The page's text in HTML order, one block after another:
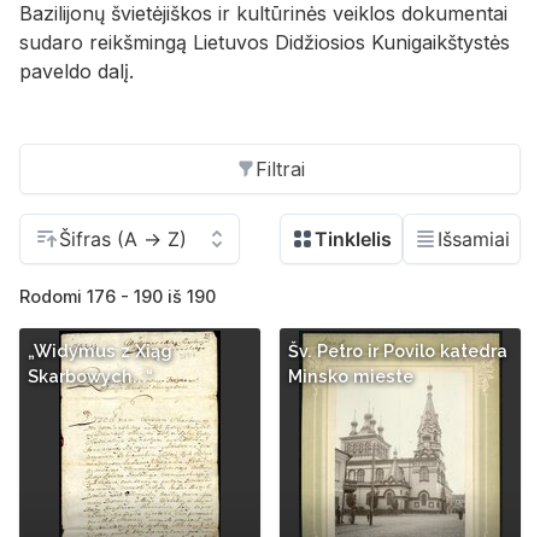
Bazilijonų švietėjiškos ir kultūrinės veiklos dokumentai
sudaro reikšmingą Lietuvos Didžiosios Kunigaikštystės
paveldo dalį.
Filtrai
Rodomi 176 - 190 iš 190
„Widymus z Xiąg
Skarbowych...“
Šv. Petro ir Povilo katedra
Minsko mieste